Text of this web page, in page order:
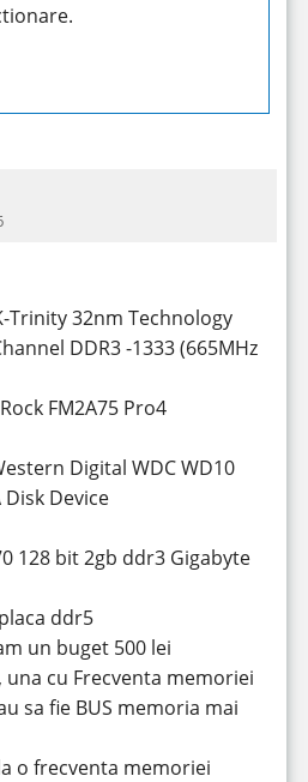
Trinity 32nm Technology
DDR3 -1333 (665MHz
FM2A75 Pro4
Digital WDC WD10
Disk Device
128 bit 2gb ddr3 Gigabyte
ddr5
un buget 500 lei
una cu Frecventa memoriei
sa fie BUS memoria mai
o frecventa memoriei